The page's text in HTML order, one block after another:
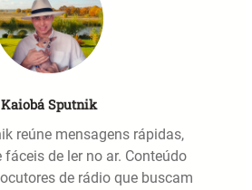
Kaiobá Sputnik
reúne mensagens rápidas,
fáceis de ler no ar. Conteúdo
de rádio que buscam